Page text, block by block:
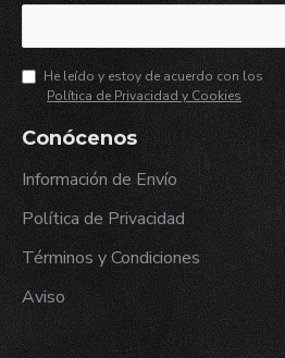
He leído y estoy de acuerdo con los
Política de Privacidad y Cookies
Conócenos
Información de Envío
Política de Privacidad
Términos y Condiciones
Aviso